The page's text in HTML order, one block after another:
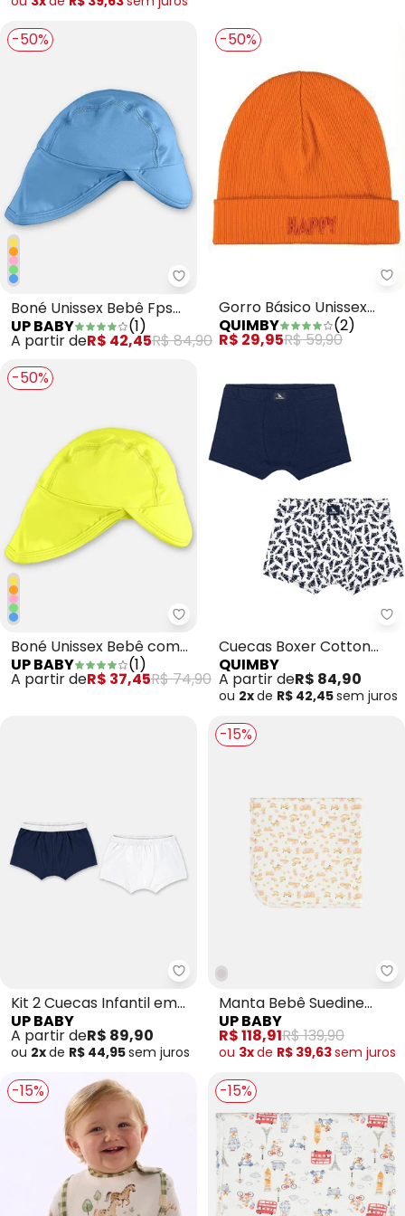
-50%
Up Baby - Boné Unissex Bebê
Boné Unissex Bebê Fps
+50 Azul
UP BABY (1)
A partir deR$ 42,45R$ 84,90
-50%
Gorro Básico Unissex
Infantil Laranja
QUIMBY (2)
R$ 29,95R$ 59,90
-50%
Up Baby - Boné Unissex Bebê
Boné Unissex Bebê com
Fps +50 Amarelo
UP BABY (1)
A partir deR$ 37,45R$ 74,90
Cuecas Boxer Cotton
Elastano Branco
QUIMBY
A partir deR$ 84,90
ou 2xde R$ 42,45sem juros
Up Baby - Kit 2 Cuecas Infantil
Kit 2 Cuecas Infantil em
Cotton Branco
UP BABY
A partir deR$ 89,90
ou 2xde R$ 44,95sem juros
-15%
Manta Bebê Suedine
Forro Soft Estampado
UP BABY
R$ 118,91R$ 139,90
ou 3xde R$ 39,63sem juros
-15% -15%